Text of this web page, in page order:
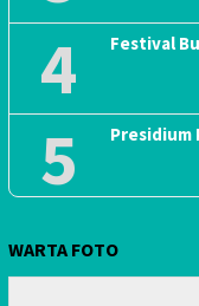
4 Festival
5 Presidium
WARTA FOTO